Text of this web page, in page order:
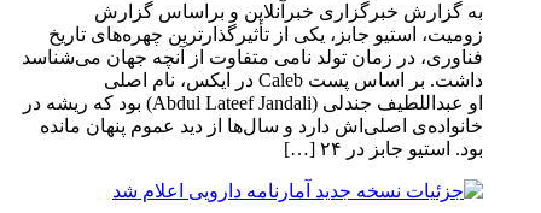
به گزارش خبرگزاری خبرآنلاین و براساس گزارش
زومیت، استیو جابز، یکی از تأثیرگذارترین چهره‌های تاریخ
فناوری، در زمان تولد نامی متفاوت از آنچه جهان می‌شناسد
داشت. بر اساس پست Caleb در ایکس، نام اصلی
او عبداللطیف جندلی (Abdul Lateef Jandali) بود که ریشه در
خانواده‌ی اصلی‌اش دارد و سال‌ها از دید عموم پنهان مانده
بود. استیو جابز در ۲۴ […]